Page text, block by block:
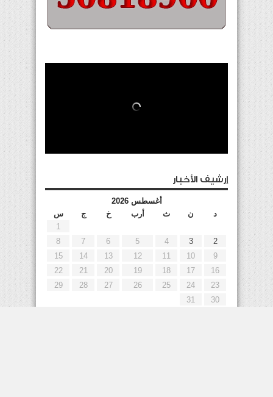
إرشيف الأخبار
أغسطس 2026
د
ن ث أرب خ ج
س
1
2
3
4
5
6
7
8
9
10
11
12
13
14
15
16
17
18
19
20
21
22
23
24
25
26
27
28
29
30
31